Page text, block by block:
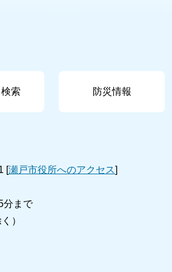
索 防災情報
[瀬戸市役所へのアクセス]
分まで
）